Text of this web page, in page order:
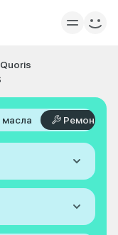
Quoris
Ремонт